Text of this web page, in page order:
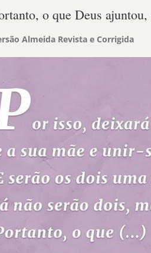
o que Deus
Almeida Revista e Corrigida